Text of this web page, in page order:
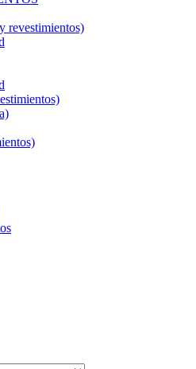
revestimientos)